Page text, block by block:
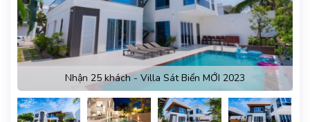
Nhận 25 khách - Villa Sát Biển MỚI 2023